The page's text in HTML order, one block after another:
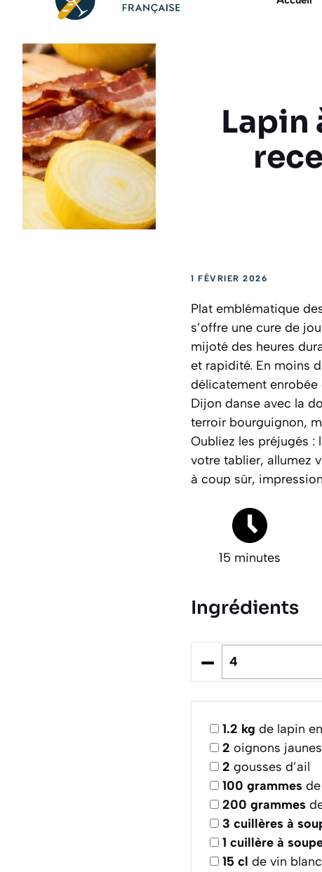
Lapin
1 FÉVRIER 2026
Plat emblématique
s’offre une cure de
mijoté des heures
et rapidité. En moins
délicatement enrobée
Dijon danse avec la
terroir bourguignon,
Oubliez les préjugés :
votre tablier, allumez
à coup sûr,
15 minutes
Ingrédients
–
1.2 kg de lapin
2 oignons jaunes
2 gousses d’ail
100 grammes
200 grammes
3 cuillères à
1 cuillère à
15 cl de vin